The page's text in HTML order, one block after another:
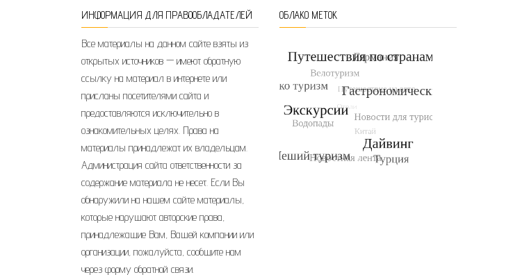
ИНФОРМАЦИЯ ДЛЯ ПРАВООБЛАДАТЕЛЕЙ
Все материалы на данном сайте взяты из
открытых источников — имеют обратную
ссылку на материал в интернете или
присланы посетителями сайта и
предоставляются исключительно в
ознакомительных целях. Права на
материалы принадлежат их владельцам.
Администрация сайта ответственности за
содержание материала не несет. Если Вы
обнаружили на нашем сайте материалы,
которые нарушают авторские права,
принадлежащие Вам, Вашей компании или
организации, пожалуйста, сообщите нам
через форму обратной связи.
ОБЛАКО МЕТОК